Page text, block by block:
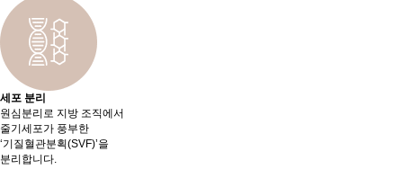
세포 분리
원심분리로 지방 조직에서
줄기세포가 풍부한
‘기질혈관분획(SVF)’을
분리합니다.